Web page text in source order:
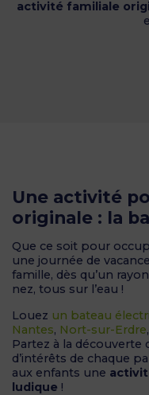
activité familiale
Une activité
originale : la
Que ce soit pour
une journée de
famille, dès qu’un
nez, tous sur l’eau !
Louez un bateau
Nantes, Nort-sur-Erdre,
Partez à la découverte
d’intérêts de chaque
aux enfants une
ludique !